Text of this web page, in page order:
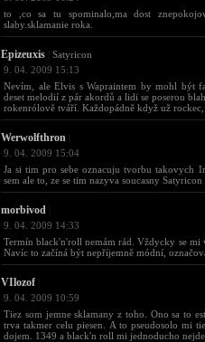
to ,co sa tu spominalo,ma dost
slaby.sklamanie roka.
Epizeuxis
Satyricon
9. 04. 2009 15:13
Nevím, ale Elvis s Wapraintem by mohl být
deset melodií z pár akordů a lidi se poserou
rokenrólově tváří. Každopádně když už
Werwolfthron
9. 04. 2009 15:04
Ja si tim pro sebe oznacuju tvorbu takovych
sem ale to, ze se tim nazyva soucasny Satyricon
morbivod
9. 04. 2009 14:33
Termín black'n'roll nemám rád. Vždycky se mi
Navíc to začíná být nepříjemně módní,
VIlozof
9. 04. 2009 10:59
Tiez som jemne sklamany z toho. Ono sa to
trva takmer celu piesen. A to pseudosolo mi
dojem. 1349 a black'n roll mi jednoducho nejde